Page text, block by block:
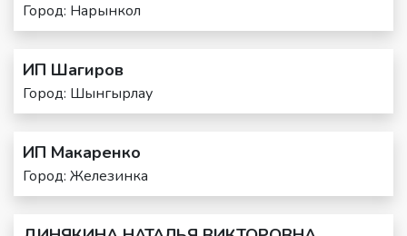
Город: Hарынкол
ИП Шагиров
Город: Шынгырлау
ИП Макаренко
Город: Железинка